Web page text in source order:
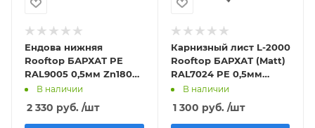
Ендова нижняя
Rooftop БАРХАТ PE
RAL9005 0,5мм Zn180
МКВ наличии
2 330 руб. /шт
Карнизный лист L-2000
Rooftop БАРХАТ (Matt)
RAL7024 PE 0,5мм
Zn180 МК
В наличии
1 300 руб. /шт